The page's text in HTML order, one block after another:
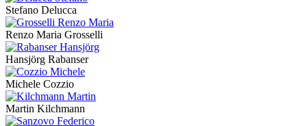
Stefano Delucca
Renzo Maria Grosselli
Hansjörg Rabanser
Michele Cozzio
Martin Kilchmann